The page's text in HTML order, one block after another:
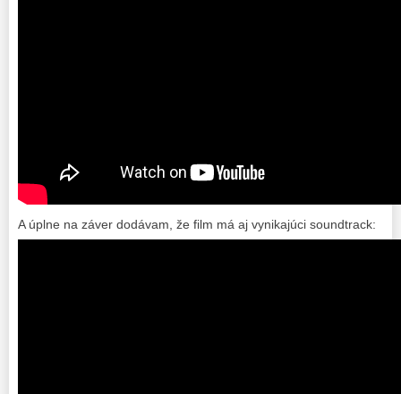
A úplne na záver dodávam, že film má aj vynikajúci soundtrack: